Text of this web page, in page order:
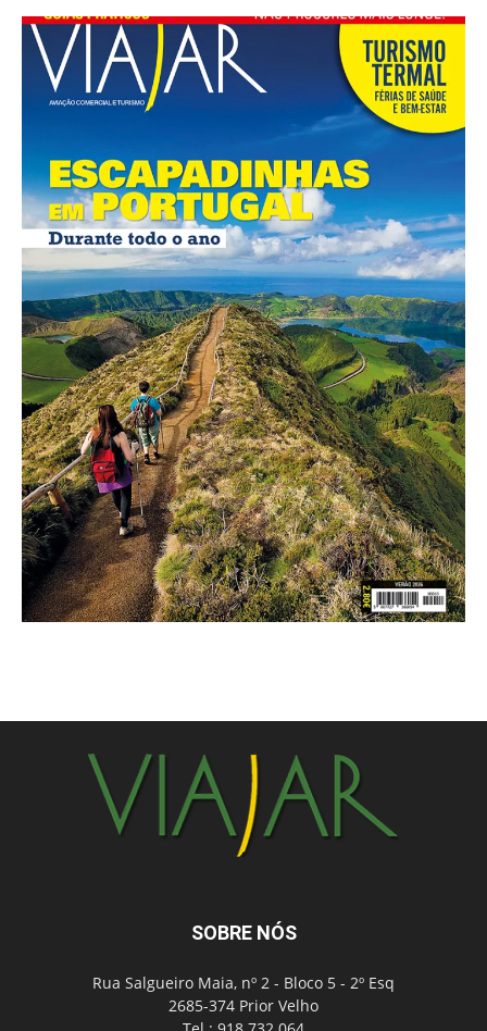
SOBRE NÓS
Rua Salgueiro Maia, nº 2 - Bloco 5 - 2º Esq
2685-374 Prior Velho